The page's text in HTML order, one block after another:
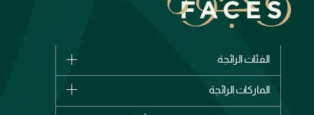
الفئات الرائجة
الماركات الرائجة